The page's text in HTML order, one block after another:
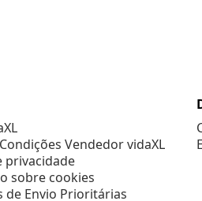
Vendedor vidaXL
privacidade
sobre cookies
de Envio Prioritárias